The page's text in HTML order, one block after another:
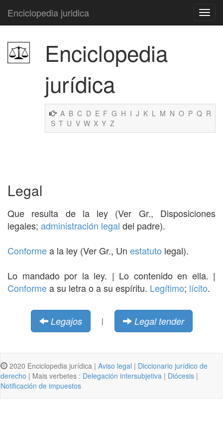
Enciclopedia juridica
Enciclopedia
jurídica
A B C D E F G H I J K L M N O P Q R
S T U V W X Y Z
Legal
Que resulta de la ley (Ver Gr., Disposiciones
legales; administración legal del padre).
Conformea la ley (Ver Gr., Un estatuto legal).
Lo mandado por la ley. | Lo contenido en ella. |
Conformea su letra o a su espíritu. Legítimo; lícito.
Legajos | Legal tender
2020 Enciclopedia jurídica | Aviso legal | Diccionario jurídico de
derecho | Mais verbetes : Delegación intersubjetiva | Diócesis |
Notificación de impuestos